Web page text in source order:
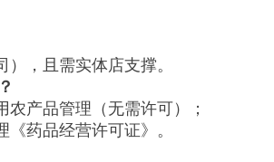
，且需实体店支撑。
农产品管理（无需许可）；
《药品经营许可证》。